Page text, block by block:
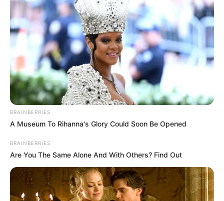
Posted
in
Friss hírek
Kiara Lord terhes Stohl András-
tól eddig ez derült ki: Teljes Cikk
a hozzászólásban⏬️
bySzerző • February 9, 2026
BRAINBERRIES
A Museum To Rihanna's Glory Could Soon Be Opened
BRAINBERRIES
Are You The Same Alone And With Others? Find Out